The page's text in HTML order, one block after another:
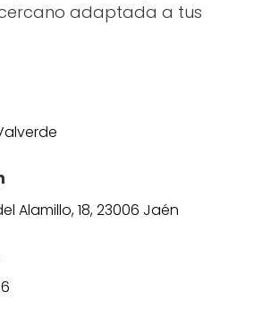
adaptada a tus
Alamillo, 18, 23006 Jaén